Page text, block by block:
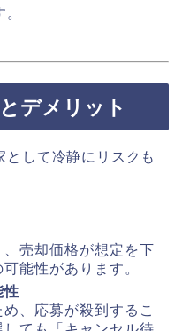
デメリット
として冷静にリスクも
売却価格が想定を下
能性があります。
性
、応募が殺到するこ